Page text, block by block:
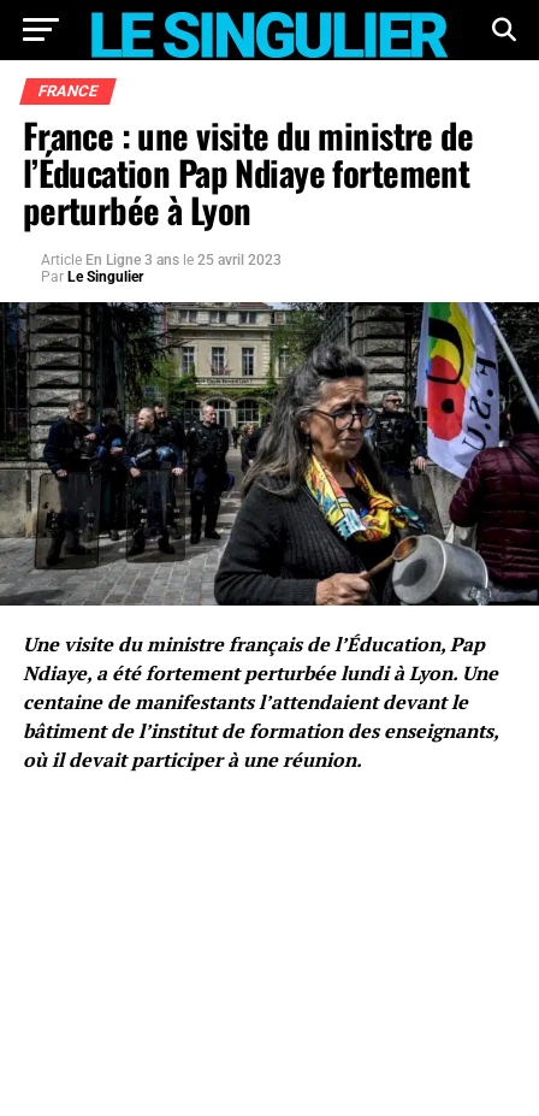
FRANCE
France : une visite du ministre de
l’Éducation Pap Ndiaye fortement
perturbée à Lyon
Article En Ligne 3 ans le 25 avril 2023
Par Le Singulier
Une visite du ministre français de l’Éducation, Pap
Ndiaye, a été fortement perturbée lundi à Lyon. Une
centaine de manifestants l’attendaient devant le
bâtiment de l’institut de formation des enseignants,
où il devait participer à une réunion.